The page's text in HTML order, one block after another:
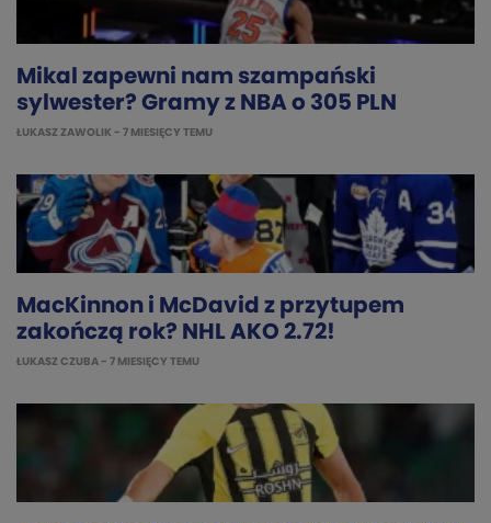
Mikal zapewni nam szampański
sylwester? Gramy z NBA o 305 PLN
ŁUKASZ ZAWOLIK - 7 MIESIĘCY TEMU
MacKinnon i McDavid z przytupem
zakończą rok? NHL AKO 2.72!
ŁUKASZ CZUBA - 7 MIESIĘCY TEMU